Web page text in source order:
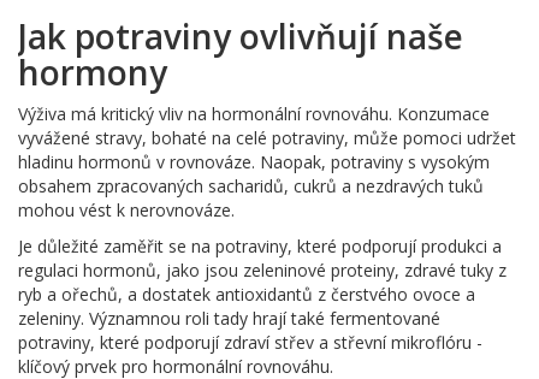
Jak potraviny ovlivňují naše
hormony
Výživa má kritický vliv na hormonální rovnováhu. Konzumace
vyvážené stravy, bohaté na celé potraviny, může pomoci udržet
hladinu hormonů v rovnováze. Naopak, potraviny s vysokým
obsahem zpracovaných sacharidů, cukrů a nezdravých tuků
mohou vést k nerovnováze.
Je důležité zaměřit se na potraviny, které podporují produkci a
regulaci hormonů, jako jsou zeleninové proteiny, zdravé tuky z
ryb a ořechů, a dostatek antioxidantů z čerstvého ovoce a
zeleniny. Významnou roli tady hrají také fermentované
potraviny, které podporují zdraví střev a střevní mikroflóru -
klíčový prvek pro hormonální rovnováhu.